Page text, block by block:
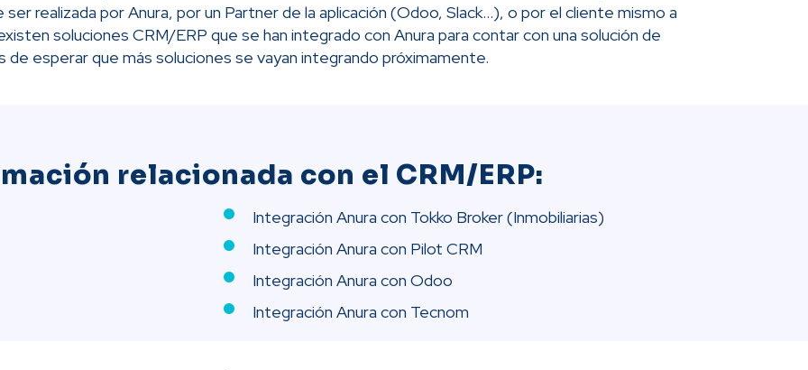
realizada por Anura, por un Partner de la aplicación (Odoo, Slack...), o por el cliente mismo a
soluciones CRM/ERP que se han integrado con Anura para contar con una solución de
de esperar que más soluciones se vayan integrando próximamente.
relacionada con el CRM/ERP:
Integración Anura con Tokko Broker (Inmobiliarias)
Integración Anura con Pilot CRM
Integración Anura con Odoo
Integración Anura con Tecnom